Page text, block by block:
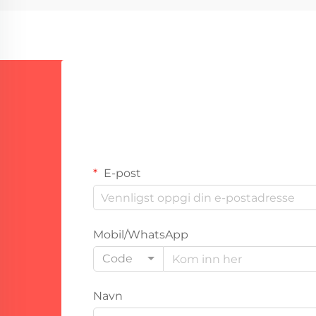
E-post
Mobil/WhatsApp
Code
Navn